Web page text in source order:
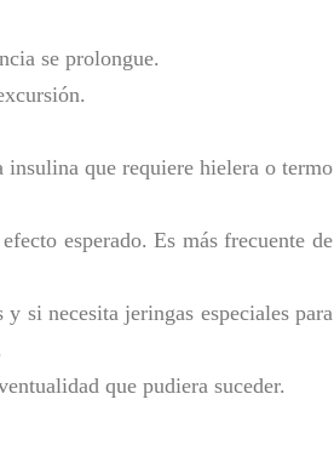
se prolongue.
insulina que requiere hielera o termo
esperado. Es más frecuente de
si necesita jeringas especiales para
que pudiera suceder.